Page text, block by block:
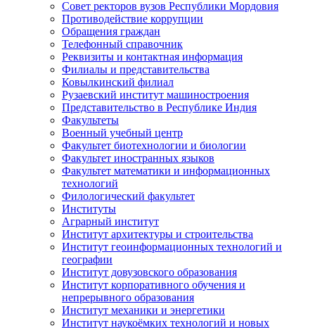
Совет ректоров вузов Республики Мордовия
Противодействие коррупции
Обращения граждан
Телефонный справочник
Реквизиты и контактная информация
Филиалы и представительства
Ковылкинский филиал
Рузаевский институт машиностроения
Представительство в Республике Индия
Факультеты
Военный учебный центр
Факультет биотехнологии и биологии
Факультет иностранных языков
Факультет математики и информационных
технологий
Филологический факультет
Институты
Аграрный институт
Институт архитектуры и строительства
Институт геоинформационных технологий и
географии
Институт довузовского образования
Институт корпоративного обучения и
непрерывного образования
Институт механики и энергетики
Институт наукоёмких технологий и новых